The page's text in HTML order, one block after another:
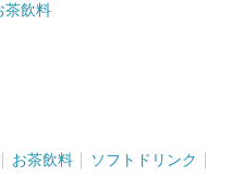
茶飲料
お茶飲料 ソフトドリンク